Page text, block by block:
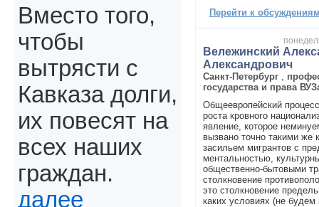
Перейти к
Вележинский
Александрович
Санкт-Петербург
государства и права
Общеевропейский
роста кровного
явление, которое
вызвано точно такими же
засильем мигрантов с
ментальностью,
общественно-бытовыми
столкновение
это столкновение
каких условиях (не
Вместо того,
чтобы
вытрясти с
Кавказа долги,
их повесят на
всех наших
граждан.
далее